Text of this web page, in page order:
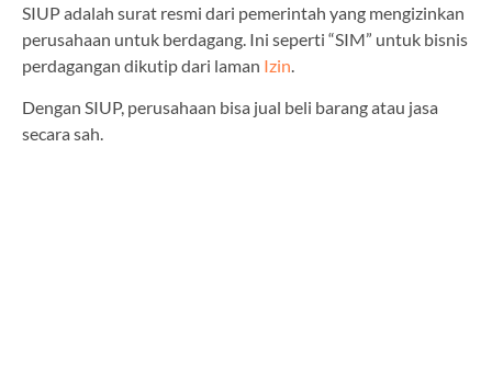
SIUP adalah surat resmi dari pemerintah yang mengizinkan
perusahaan untuk berdagang. Ini seperti “SIM” untuk bisnis
perdagangan dikutip dari laman Izin.
Dengan SIUP, perusahaan bisa jual beli barang atau jasa
secara sah.